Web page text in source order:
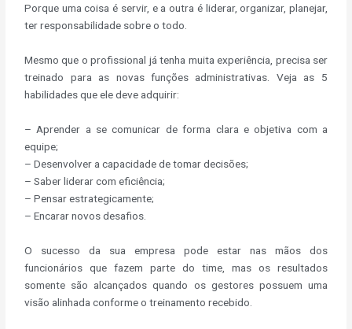
Porque uma coisa é servir, e a outra é liderar, organizar, planejar,
ter responsabilidade sobre o todo.
Mesmo que o profissional já tenha muita experiência, precisa ser
treinado para as novas funções administrativas. Veja as 5
habilidades que ele deve adquirir:
– Aprender a se comunicar de forma clara e objetiva com a
equipe;
– Desenvolver a capacidade de tomar decisões;
– Saber liderar com eficiência;
– Pensar estrategicamente;
– Encarar novos desafios.
O sucesso da sua empresa pode estar nas mãos dos
funcionários que fazem parte do time, mas os resultados
somente são alcançados quando os gestores possuem uma
visão alinhada conforme o treinamento recebido.